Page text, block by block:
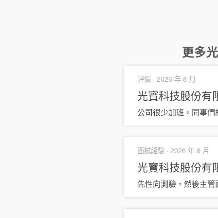
更多
評價 · 2026 年 8 月
光寶科技股份有
公司很少加班，同事
面試經驗 · 2026 年 8 月
光寶科技股份有
先性向測驗，然後主